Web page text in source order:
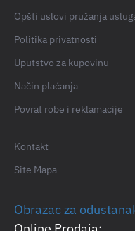
Opšti uslovi pružanja
Politika privatnosti
Uputstvo za kupovinu
Način plaćanja
Povrat robe i reklamacije
Kontakt
Site Mapa
Obrazac za